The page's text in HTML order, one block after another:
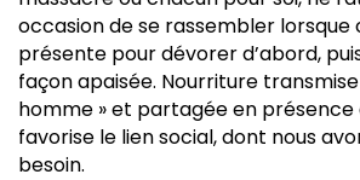
occasion de se rassembler lorsque
présente pour dévorer d’abord,
façon apaisée. Nourriture transmise
homme » et partagée en présence
favorise le lien social, dont nous
besoin.